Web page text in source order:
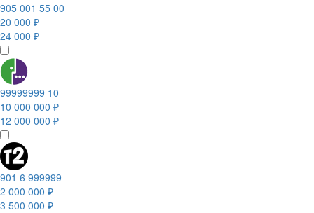
905 001 55 00
20 000 ₽
24 000 ₽
99999999 10
10 000 000 ₽
12 000 000 ₽
901 6 999999
2 000 000 ₽
3 500 000 ₽